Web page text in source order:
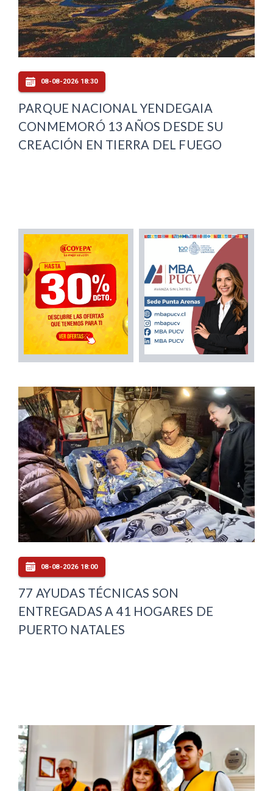
08-08-2026 18:30
PARQUE NACIONAL YENDEGAIA
CONMEMORÓ 13 AÑOS DESDE SU
CREACIÓN EN TIERRA DEL FUEGO
08-08-2026 18:00
77 AYUDAS TÉCNICAS SON
ENTREGADAS A 41 HOGARES DE
PUERTO NATALES